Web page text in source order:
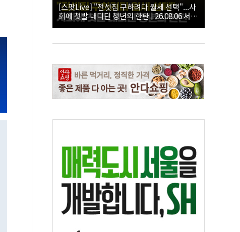
[스팟Live] "전셋집 구하려다 월세 선택"...사
회에 첫발 내디딘 청년의 한탄 | 26.08.06 서울
시 부동산 대토론회